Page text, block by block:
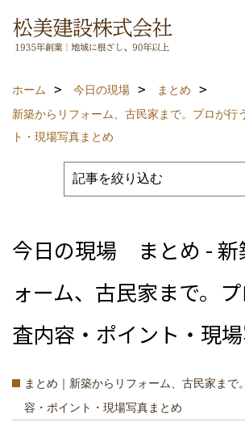
ホーム 今日の現場
まとめ
新築からリフォーム、古民家まで。プロが行
ト・現場写真まとめ
今日の現場 まとめ - 新
ォーム、古民家まで。
査内容・ポイント・現
まとめ｜新築からリフォーム、古民家まで
容・ポイント・現場写真まとめ